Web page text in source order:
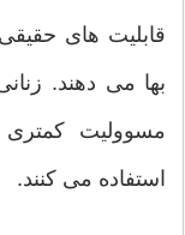
قابلیت های
بها می دهند.
مسوولیت
استفاده می کنند.